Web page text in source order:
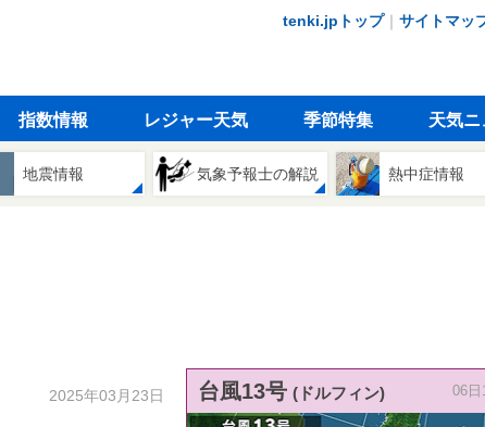
tenki.jpトップ｜ サイトマッ
指数情報 レジャー天気 季節特集 天気ニ
地震情報 気象予報士の解説 熱中症情報
2025年03月23日 台風13号 (ドルフィン) 06日